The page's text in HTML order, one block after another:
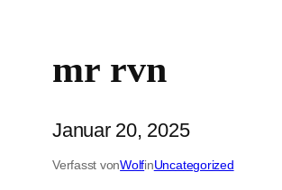
mr rvn
Januar 20, 2025
Verfasst vonWolfinUncategorized